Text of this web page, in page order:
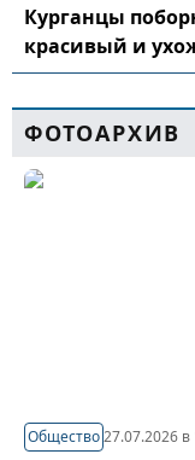
Курганцы
красивый и
ФОТОАРХИВ
Общество27.07.2026 в